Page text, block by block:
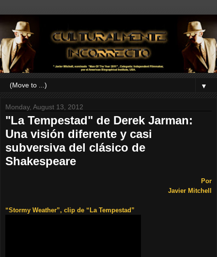
▼
Monday, August 13, 2012
"La Tempestad" de Derek Jarman:
Una visión diferente y casi
subversiva del clásico de
Shakespeare
Por
Javier Mitchell
“Stormy Weather”, clip de “La Tempestad”